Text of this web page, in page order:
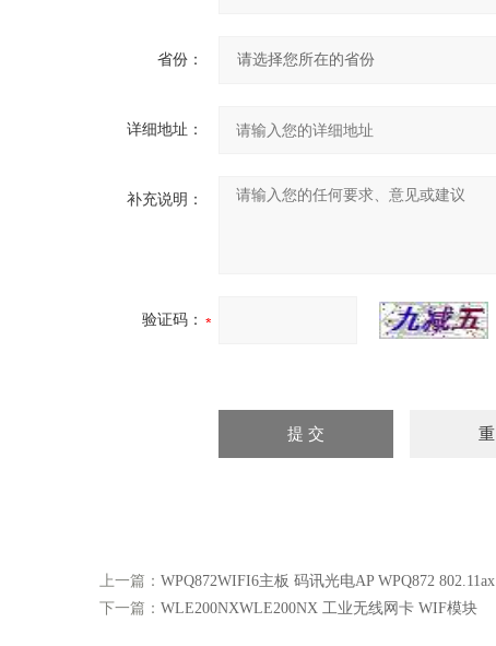
省份：
详细地址：
补充说明：
验证码：
上一篇： WPQ872WIFI6主板 码讯光电AP WPQ872 802.11ax
下一篇： WLE200NXWLE200NX 工业无线网卡 WIF模块